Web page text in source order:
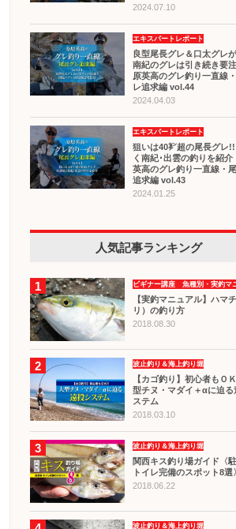
2024.07.10
エキスパートレポート
良型尾長グレ＆口太グレ
南紀のグレは引き続き要
原英高のグレ釣り一直線
レ追求編 vol.44
2024.04.03
エキスパートレポート
狙いは40㌢超の尾長グレ
く南紀･出雲の釣りを紹介
英高のグレ釣り一直線・
追求編 vol.43
2024.01.25
人気記事ランキング
1 ビギナー講座 魚種別・実釣マ
【実釣マニュアル】ハマ
リ）の釣り方
2018.08.30
2 波止釣り＆海上釣り堀
【カゴ釣り】初心者も
型チヌ・マダイ＋αに迫る
ステム
2018.03.10
3 波止釣り＆海上釣り堀
関西キス釣り場ガイド〈
トイレ完備のスポット8選〉
2018.06.22
波止釣り＆海上釣り堀